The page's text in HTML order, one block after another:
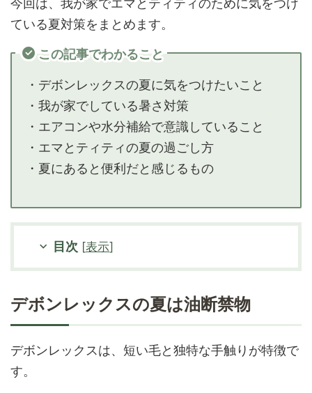
ている夏対策をまとめます。
この記事でわかること
・デボンレックスの夏に気をつけたいこと
・我が家でしている暑さ対策
・エアコンや水分補給で意識していること
・エマとティティの夏の過ごし方
・夏にあると便利だと感じるもの
目次 [表示]
デボンレックスの夏は油断禁物
デボンレックスは、短い毛と独特な手触りが特徴で
す。